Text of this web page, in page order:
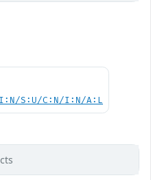
S:U/C:N/I:N/A:L